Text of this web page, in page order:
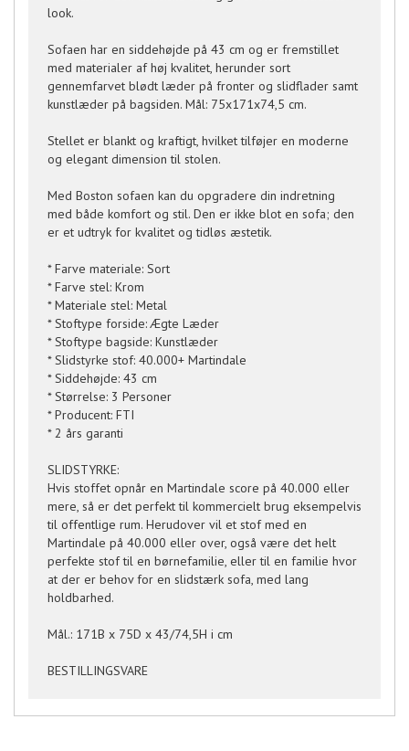
look.
Sofaen har en siddehøjde på 43 cm og er fremstillet
med materialer af høj kvalitet, herunder sort
gennemfarvet blødt læder på fronter og slidflader samt
kunstlæder på bagsiden. Mål: 75x171x74,5 cm.
Stellet er blankt og kraftigt, hvilket tilføjer en moderne
og elegant dimension til stolen.
Med Boston sofaen kan du opgradere din indretning
med både komfort og stil. Den er ikke blot en sofa; den
er et udtryk for kvalitet og tidløs æstetik.
* Farve materiale: Sort
* Farve stel: Krom
* Materiale stel: Metal
* Stoftype forside: Ægte Læder
* Stoftype bagside: Kunstlæder
* Slidstyrke stof: 40.000+ Martindale
* Siddehøjde: 43 cm
* Størrelse: 3 Personer
* Producent: FTI
* 2 års garanti
SLIDSTYRKE:
Hvis stoffet opnår en Martindale score på 40.000 eller
mere, så er det perfekt til kommercielt brug eksempelvis
til offentlige rum. Herudover vil et stof med en
Martindale på 40.000 eller over, også være det helt
perfekte stof til en børnefamilie, eller til en familie hvor
at der er behov for en slidstærk sofa, med lang
holdbarhed.
Mål.: 171B x 75D x 43/74,5H i cm
BESTILLINGSVARE